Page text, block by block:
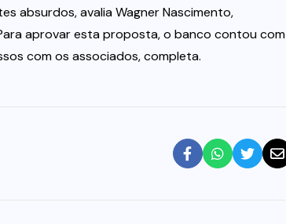
absurdos, avalia Wagner Nascimento,
aprovar esta proposta, o banco contou
com os associados, completa.